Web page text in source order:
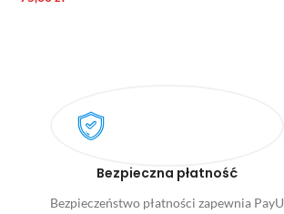
Bezpieczna płatność
Bezpieczeństwo płatności zapewnia PayU